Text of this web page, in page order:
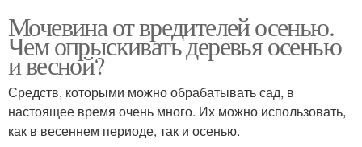
Мочевина от вредителей осенью.
Чем опрыскивать деревья осенью
и весной?
Средств, которыми можно обрабатывать сад, в
настоящее время очень много. Их можно использовать,
как в весеннем периоде, так и осенью.